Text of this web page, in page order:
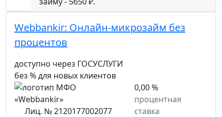
Webbankir: Онлайн-микрозайм без
процентов
доступно через ГОСУСЛУГИ
без % для новых клиентов
Лиц. № 2120177002077
0,00 %
процентная
ставка